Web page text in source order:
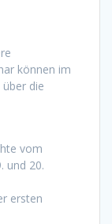
können im
die
vom
und 20.
ersten